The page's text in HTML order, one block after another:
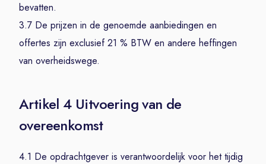
bevatten.
3.7 De prijzen in de genoemde aanbiedingen en
offertes zijn exclusief 21 % BTW en andere heffingen
van overheidswege.
Artikel 4 Uitvoering van de
overeenkomst
4.1 De opdrachtgever is verantwoordelijk voor het tijdig